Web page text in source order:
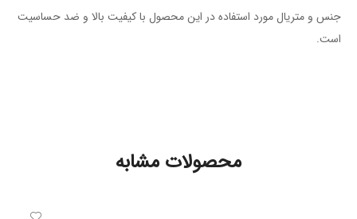
جنس و متریال مورد استفاده در این محصول با کیفیت بالا و ضد حساسیت
است.
محصولات مشابه